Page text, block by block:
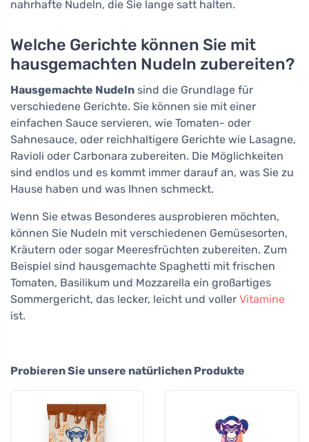
nahrhafte Nudeln, die Sie lange satt halten.
Welche Gerichte können Sie mit
hausgemachten Nudeln zubereiten?
Hausgemachte Nudeln sind die Grundlage für
verschiedene Gerichte. Sie können sie mit einer
einfachen Sauce servieren, wie Tomaten- oder
Sahnesauce, oder reichhaltigere Gerichte wie Lasagne,
Ravioli oder Carbonara zubereiten. Die Möglichkeiten
sind endlos und es kommt immer darauf an, was Sie zu
Hause haben und was Ihnen schmeckt.
Wenn Sie etwas Besonderes ausprobieren möchten,
können Sie Nudeln mit verschiedenen Gemüsesorten,
Kräutern oder sogar Meeresfrüchten zubereiten. Zum
Beispiel sind hausgemachte Spaghetti mit frischen
Tomaten, Basilikum und Mozzarella ein großartiges
Sommergericht, das lecker, leicht und voller Vitamine
ist.
Probieren Sie unsere natürlichen Produkte